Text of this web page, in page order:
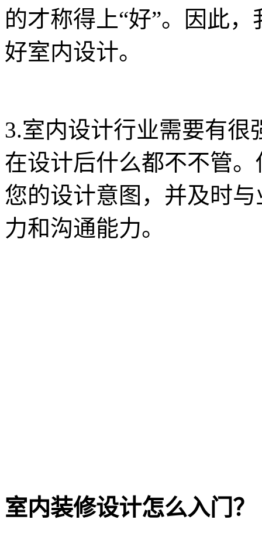
的才称得上“好”。因此
好室内设计。
3.室内设计行业需要有
在设计后什么都不不管
您的设计意图，并及时
力和沟通能力。
室内装修设计怎么入门？